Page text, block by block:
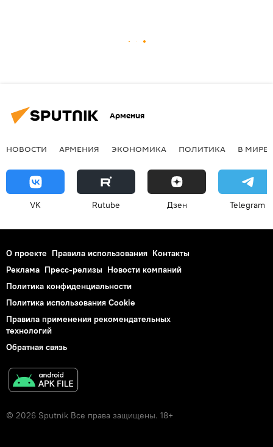
Армения
НОВОСТИ АРМЕНИЯ ЭКОНОМИКА ПОЛИТИКА В МИРЕ
VK Rutube Дзен Telegram
О проекте Правила использования Контакты
Реклама Пресс-релизы Новости компаний
Политика конфиденциальности
Политика использования Cookie
Правила применения рекомендательных
технологий
Обратная связь
© 2026 Sputnik Все права защищены. 18+